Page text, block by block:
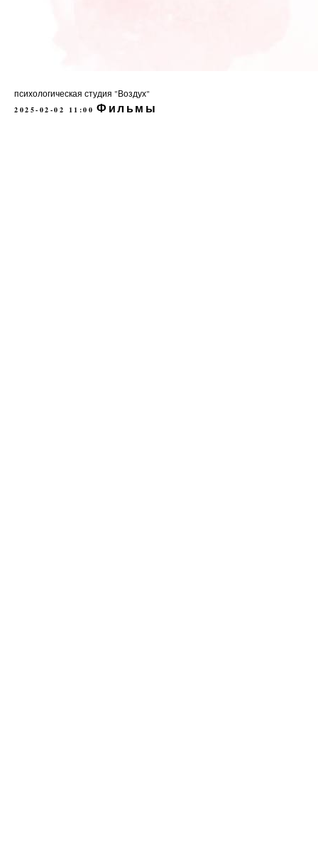
психологическая студия "Воздух"
2025-02-02 11:00 Фильмы